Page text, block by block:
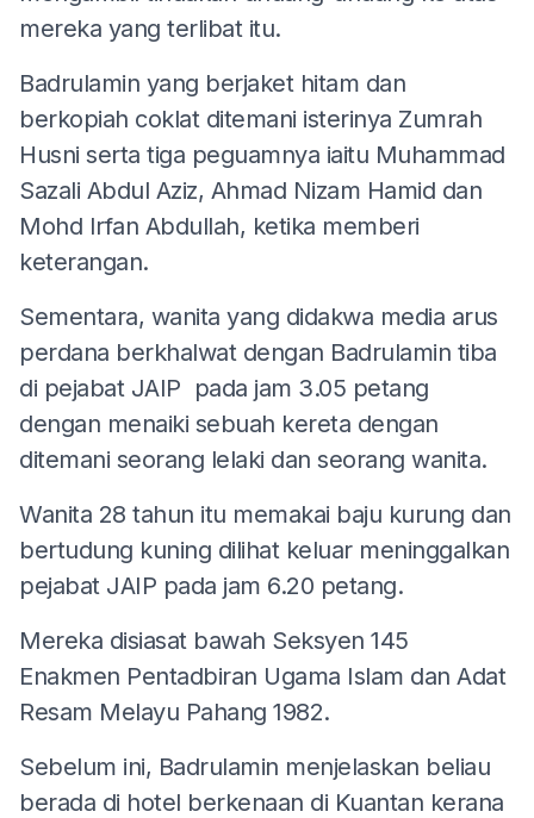
mereka yang terlibat itu.
Badrulamin yang berjaket hitam dan
berkopiah coklat ditemani isterinya Zumrah
Husni serta tiga peguamnya iaitu Muhammad
Sazali Abdul Aziz, Ahmad Nizam Hamid dan
Mohd Irfan Abdullah, ketika memberi
keterangan.
Sementara, wanita yang didakwa media arus
perdana berkhalwat dengan Badrulamin tiba
di pejabat JAIP pada jam 3.05 petang
dengan menaiki sebuah kereta dengan
ditemani seorang lelaki dan seorang wanita.
Wanita 28 tahun itu memakai baju kurung dan
bertudung kuning dilihat keluar meninggalkan
pejabat JAIP pada jam 6.20 petang.
Mereka disiasat bawah Seksyen 145
Enakmen Pentadbiran Ugama Islam dan Adat
Resam Melayu Pahang 1982.
Sebelum ini, Badrulamin menjelaskan beliau
berada di hotel berkenaan di Kuantan kerana